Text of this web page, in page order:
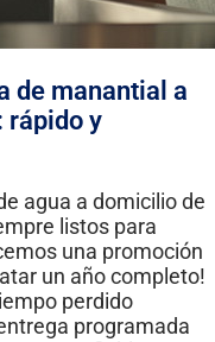
de manantial a
rápido y
agua a domicilio de
listos para
una promoción
un año completo!
perdido
programada